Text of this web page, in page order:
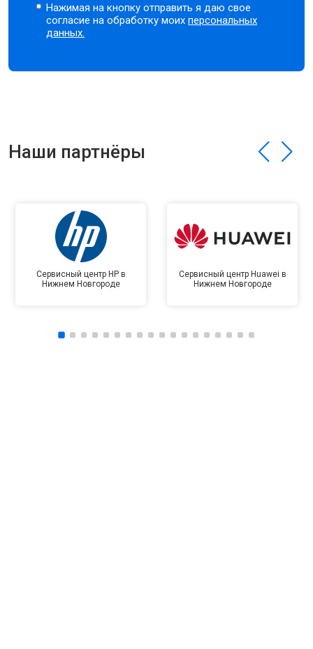
Нажимая на кнопку отправить я даю свое
согласие на обработку моихперсональных
данных.
Наши партнёры
Сервисный центр HP в
Нижнем Новгороде
Сервисный центр Huawei в
Нижнем Новгороде